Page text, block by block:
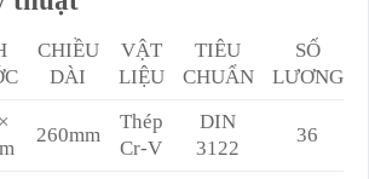
CHIỀU
DÀI
VẬT
LIỆU
TIÊU
CHUẨN
SỐ
LƯƠNG
260mm
Thép
Cr-V
DIN
3122
36